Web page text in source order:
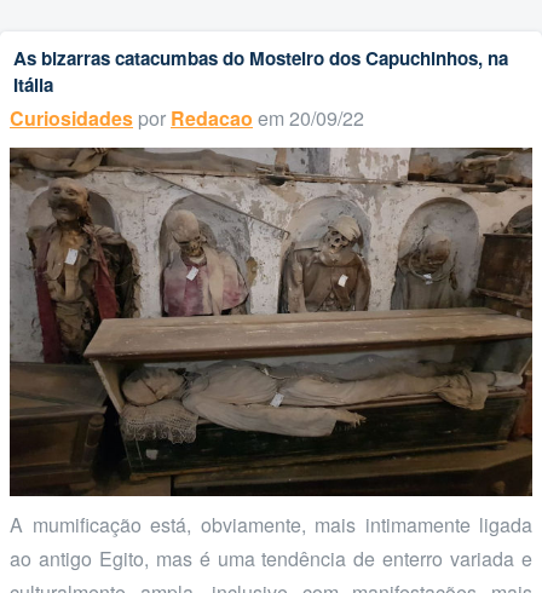
As bizarras catacumbas do Mosteiro dos Capuchinhos, na
Itália
Curiosidades por Redacao em 20/09/22
A mumificação está, obviamente, mais intimamente ligada
ao antigo Egito, mas é uma tendência de enterro variada e